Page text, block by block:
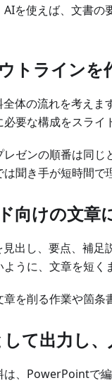
AIを使えば、文書
トラインを
体の流れを考え
要な構成をスライ
ゼンの順番は同
は聞き手が短時間で
向けの文章
出し、要点、補足
うに、文章を短く
を削る作業や箇条
して出力し
は、PowerPointで